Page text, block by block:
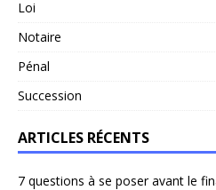
Loi
Notaire
Pénal
Succession
ARTICLES RÉCENTS
7 questions à se poser avant le